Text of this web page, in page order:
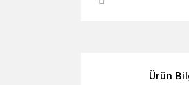
Ürün